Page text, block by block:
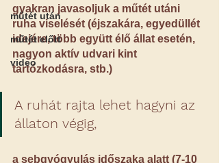
műtét után
műtét előtt
video
gyakran javasoljuk a műtét utáni
ruha viselését (éjszakára, egyedüllét
idejére, több együtt élő állat esetén,
nagyon aktív udvari kint
tartózkodásra, stb.)
A ruhát rajta lehet hagyni az
állaton végig,
a sebgyógyulás időszaka alatt (7-10